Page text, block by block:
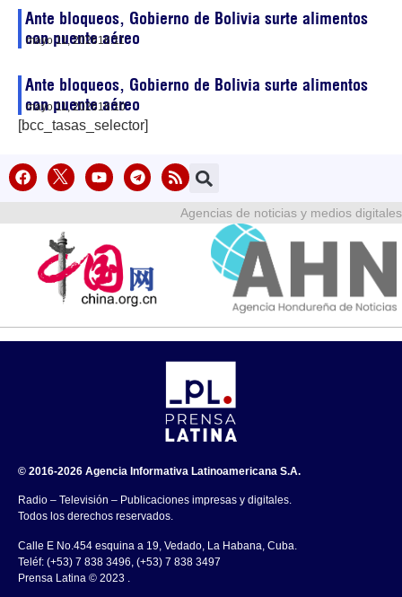
Ante bloqueos, Gobierno de Bolivia surte alimentos
con puente aéreo
mayo 11, 202616:11
Ante bloqueos, Gobierno de Bolivia surte alimentos
con puente aéreo
mayo 11, 202616:10
[bcc_tasas_selector]
Agencias de noticias y medios digitales
© 2016-2026 Agencia Informativa Latinoamericana S.A.
Radio – Televisión – Publicaciones impresas y digitales.
Todos los derechos reservados.
Calle E No.454 esquina a 19, Vedado, La Habana, Cuba.
Teléf: (+53) 7 838 3496, (+53) 7 838 3497
Prensa Latina © 2023 .